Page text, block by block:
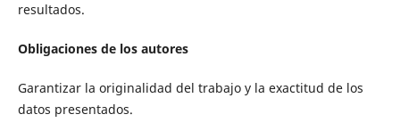
resultados.
Obligaciones de los autores
Garantizar la originalidad del trabajo y la exactitud de los
datos presentados.